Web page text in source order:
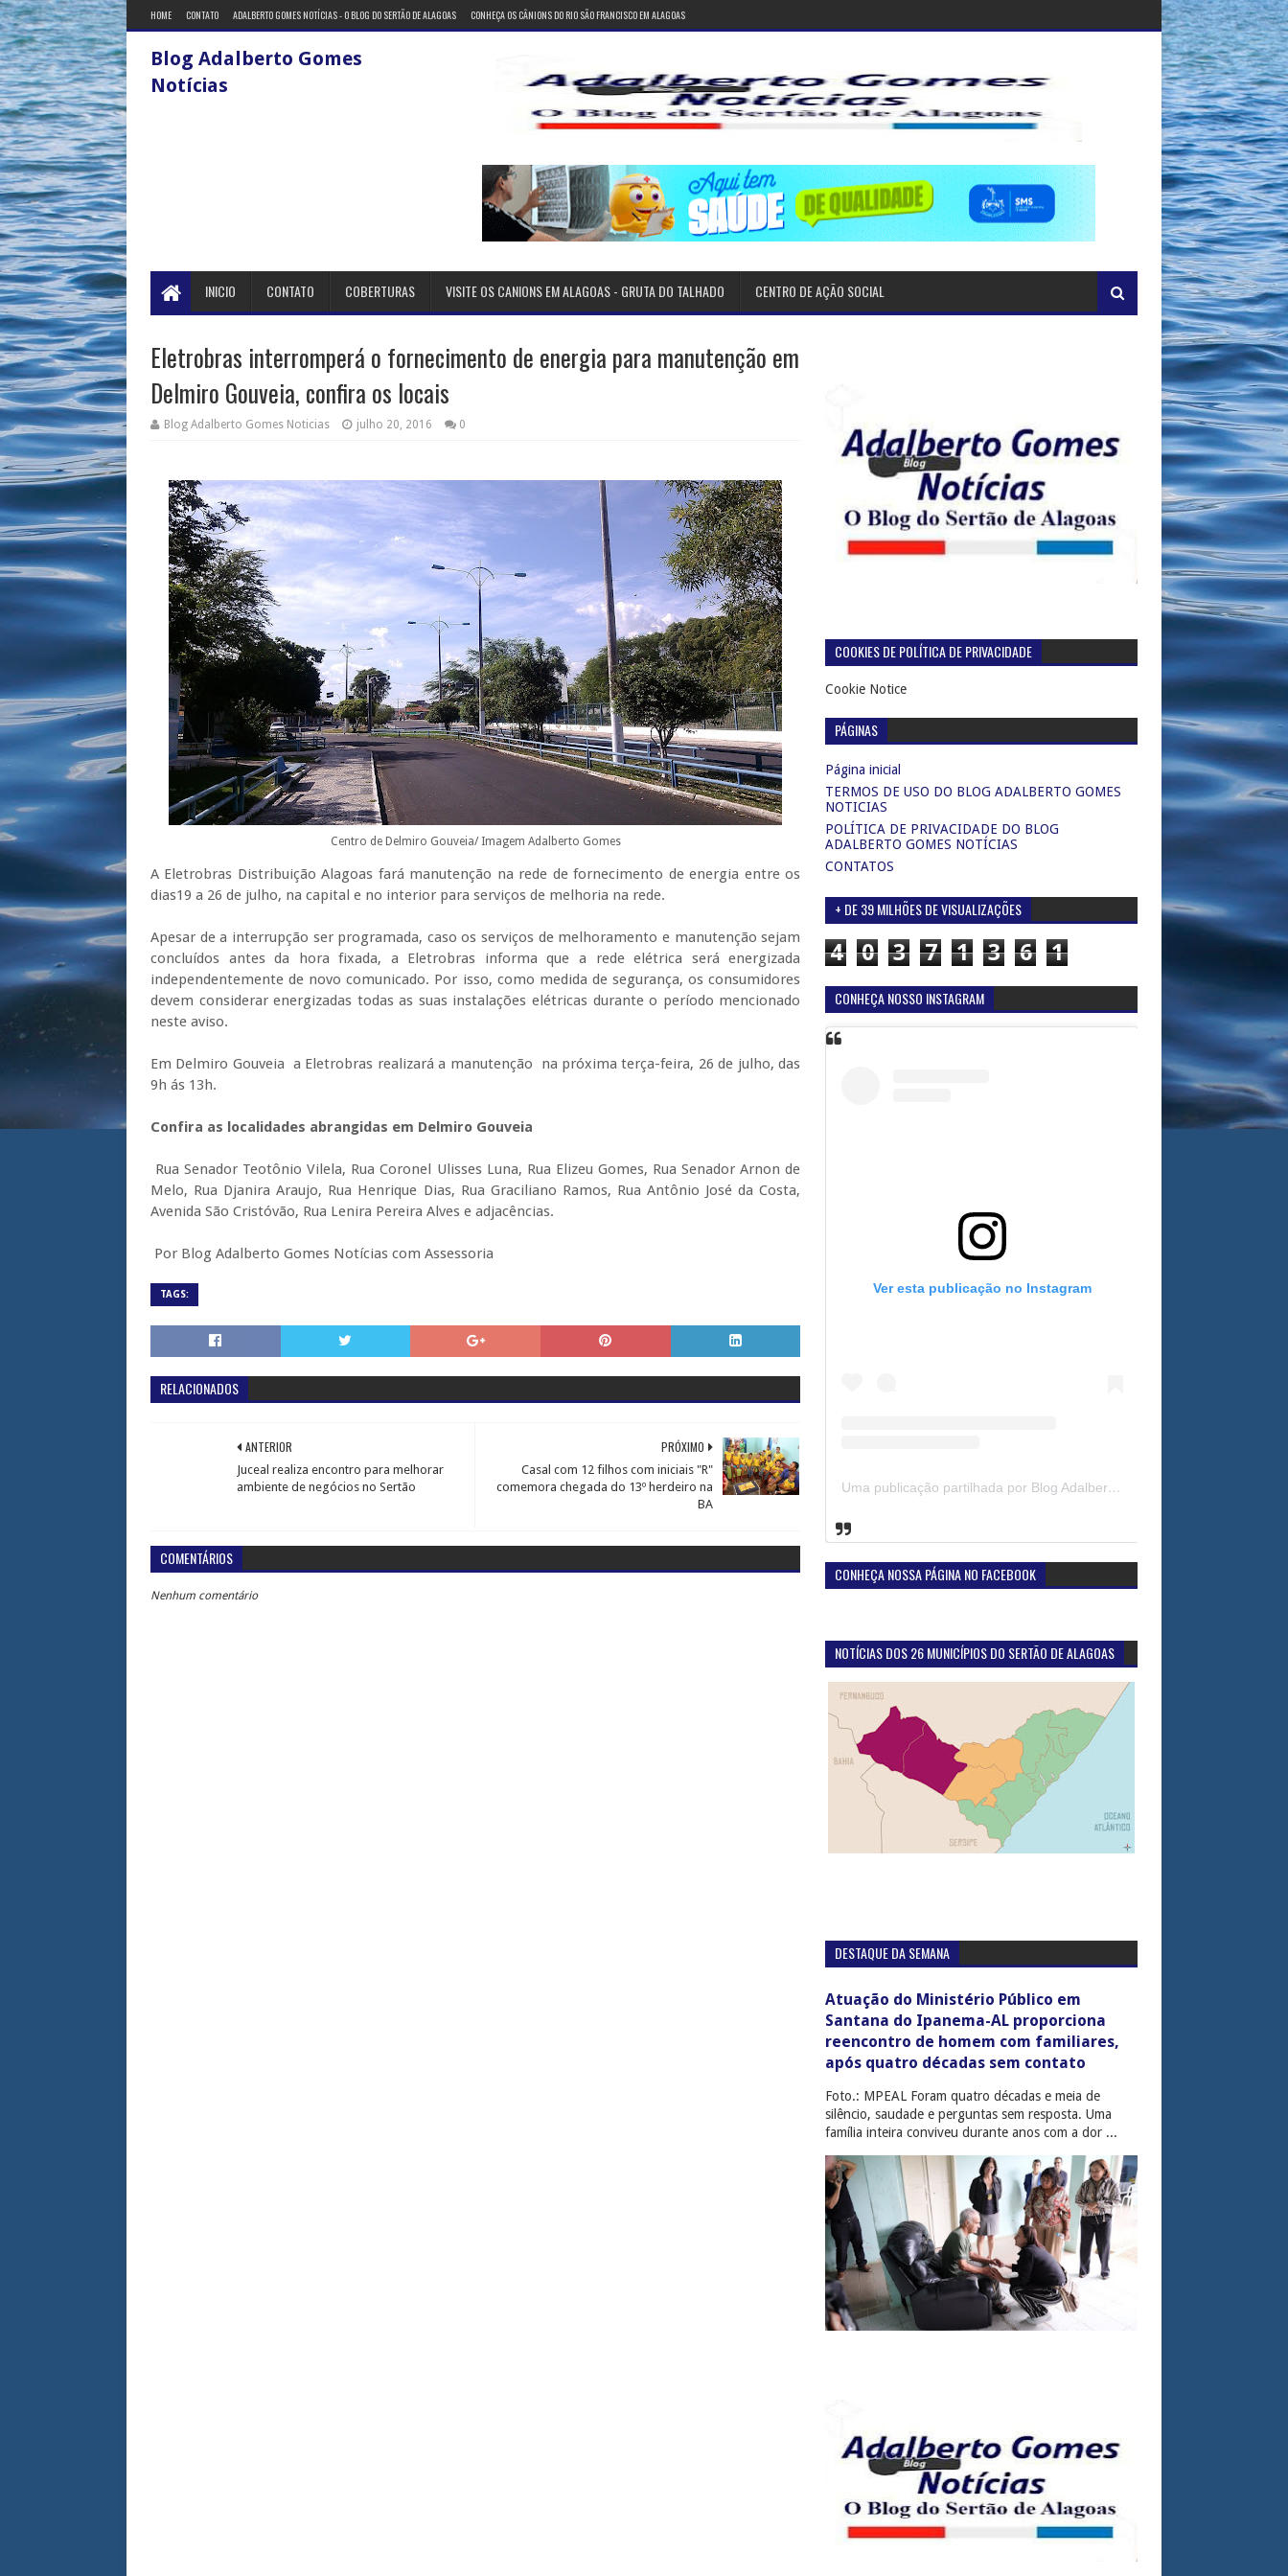
HOME CONTATO ADALBERTO GOMES NOTÍCIAS - O BLOG DO SERTÃO DE ALAGOAS CONHEÇA OS CÂNIONS DO RIO SÃO FRANCISCO EM ALAGOAS
Blog Adalberto Gomes
Notícias
INICIO CONTATO COBERTURAS VISITE OS CANIONS EM ALAGOAS - GRUTA DO TALHADO CENTRO DE AÇÃO SOCIAL
Eletrobras interromperá o fornecimento de energia para manutenção em
Delmiro Gouveia, confira os locais
Blog Adalberto Gomes Noticias julho 20, 2016 0
Centro de Delmiro Gouveia/ Imagem Adalberto Gomes
A Eletrobras Distribuição Alagoas fará manutenção na rede de fornecimento de energia entre os
dias19 a 26 de julho, na capital e no interior para serviços de melhoria na rede.
Apesar de a interrupção ser programada, caso os serviços de melhoramento e manutenção sejam
concluídos antes da hora fixada, a Eletrobras informa que a rede elétrica será energizada
independentemente de novo comunicado. Por isso, como medida de segurança, os consumidores
devem considerar energizadas todas as suas instalações elétricas durante o período mencionado
neste aviso.
Em Delmiro Gouveia a Eletrobras realizará a manutenção na próxima terça-feira, 26 de julho, das
9h ás 13h.
Confira as localidades abrangidas em Delmiro Gouveia
Rua Senador Teotônio Vilela, Rua Coronel Ulisses Luna, Rua Elizeu Gomes, Rua Senador Arnon de
Melo, Rua Djanira Araujo, Rua Henrique Dias, Rua Graciliano Ramos, Rua Antônio José da Costa,
Avenida São Cristóvão, Rua Lenira Pereira Alves e adjacências.
Por Blog Adalberto Gomes Notícias com Assessoria
TAGS:
RELACIONADOS
PRÓXIMO
Casal com 12 filhos com iniciais "R"
comemora chegada do 13º herdeiro na
BA
ANTERIOR
Juceal realiza encontro para melhorar
ambiente de negócios no Sertão
COMENTÁRIOS
Nenhum comentário
COOKIES DE POLÍTICA DE PRIVACIDADE
Cookie Notice
PÁGINAS
Página inicial
TERMOS DE USO DO BLOG ADALBERTO GOMES
NOTICIAS
POLÍTICA DE PRIVACIDADE DO BLOG
ADALBERTO GOMES NOTÍCIAS
CONTATOS
+ DE 39 MILHÕES DE VISUALIZAÇÕES
4 0 3 7 1 3 6 1
CONHEÇA NOSSO INSTAGRAM
Ver esta publicação no Instagram
Uma publicação partilhada por Blog Adalberto Gomes Noticias (@blogadalbertogomesnoticiass)
CONHEÇA NOSSA PÁGINA NO FACEBOOK
NOTÍCIAS DOS 26 MUNICÍPIOS DO SERTÃO DE ALAGOAS
DESTAQUE DA SEMANA
Atuação do Ministério Público em
Santana do Ipanema-AL proporciona
reencontro de homem com familiares,
após quatro décadas sem contato
Foto.: MPEAL Foram quatro décadas e meia de
silêncio, saudade e perguntas sem resposta. Uma
família inteira conviveu durante anos com a dor ...